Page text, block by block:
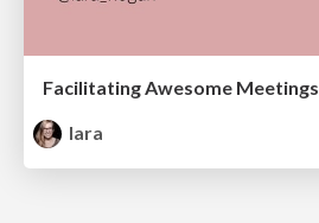
Facilitating Awesome Meetings
lara